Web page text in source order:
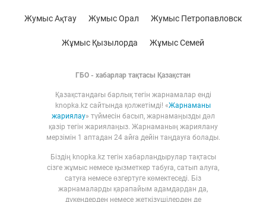
ГБО - хабарлар тақтасы Қазақстан
Қазақстандағы барлық тегін жарнамалар енді
knopka.kz сайтында қолжетімді! «Жарнаманы
жариялау» түймесін басып, жарнамаңызды дәл
қазір тегін жариялаңыз. Жарнаманың жариялану
мерзімін 1 аптадан 24 айға дейін таңдауға болады.
Біздің knopka.kz тегін хабарландырулар тақтасы
сізге жұмыс немесе қызметкер табуға, сатып алуға,
сатуға немесе өзгертуге көмектеседі. Біз
жарнамаларды қарапайым адамдардан да,
дүкендерден немесе жеткізушілерден де
Жумыс Ақтау Жумыс Орал Жумыс Петропавловск
Жұмыс Қызылорда Жұмыс Семей